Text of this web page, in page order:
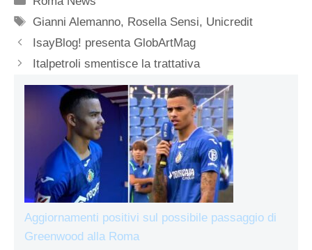
Tag
Gianni Alemanno, Rosella Sensi, Unicredit
IsayBlog! presenta GlobArtMag
Italpetroli smentisce la trattativa
Aggiornamenti positivi sul possibile passaggio di
Greenwood alla Roma